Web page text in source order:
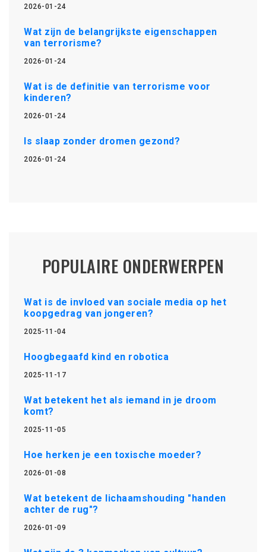
2026-01-24
Wat zijn de belangrijkste eigenschappen
van terrorisme?
2026-01-24
Wat is de definitie van terrorisme voor
kinderen?
2026-01-24
Is slaap zonder dromen gezond?
2026-01-24
POPULAIRE ONDERWERPEN
Wat is de invloed van sociale media op het
koopgedrag van jongeren?
2025-11-04
Hoogbegaafd kind en robotica
2025-11-17
Wat betekent het als iemand in je droom
komt?
2025-11-05
Hoe herken je een toxische moeder?
2026-01-08
Wat betekent de lichaamshouding "handen
achter de rug"?
2026-01-09